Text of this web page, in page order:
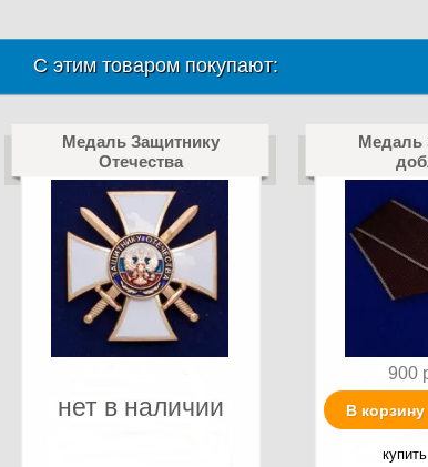
С этим товаром покупают:
Медаль Защитнику
Отечества
нет в наличии
Медаль
900
В корзину